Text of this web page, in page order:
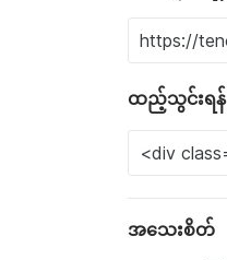
ထည့်သွင်းရန်
အသေးစိတ်